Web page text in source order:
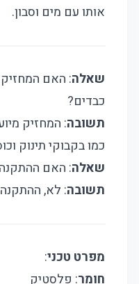
אותו עם מים וסבון.
שאלה: האם המחזיק
כבדים?
תשובה: המחזיק
כמו בקבוקי תינוק
שאלה: האם
תשובה: לא,
מפרט טכני:
חומר: פלסטיק